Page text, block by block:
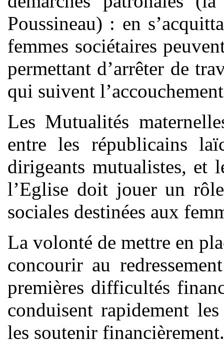
Poussineau) : en
femmes sociétaires
permettant d’arrêter de
qui suivent
Les Mutualités
entre les républicains
dirigeants mutualistes, et
l’Eglise doit jouer un
sociales destinées aux
La volonté de mettre en
concourir au
premières difficultés
conduisent rapidement
les soutenir financièrement.